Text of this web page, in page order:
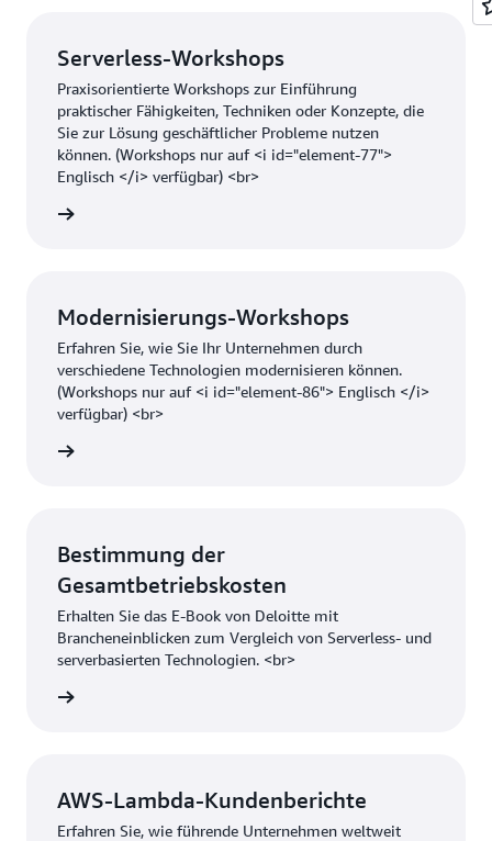
On-Premises-Workloads.
Serverless-Workshops
Praxisorientierte Workshops zur Einführung
praktischer Fähigkeiten, Techniken oder Konzepte, die
Sie zur Lösung geschäftlicher Probleme nutzen
können. (Workshops nur auf <i id="element-77">
Englisch </i> verfügbar) <br>
Modernisierungs-Workshops
Erfahren Sie, wie Sie Ihr Unternehmen durch
verschiedene Technologien modernisieren können.
(Workshops nur auf <i id="element-86"> Englisch </i>
verfügbar) <br>
Bestimmung der
Gesamtbetriebskosten
Erhalten Sie das E-Book von Deloitte mit
Brancheneinblicken zum Vergleich von Serverless- und
serverbasierten Technologien. <br>
AWS-Lambda-Kundenberichte
Erfahren Sie, wie führende Unternehmen weltweit